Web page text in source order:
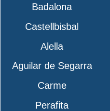
Badalona
Castellbisbal
Alella
Aguilar de Segarra
Carme
Perafita